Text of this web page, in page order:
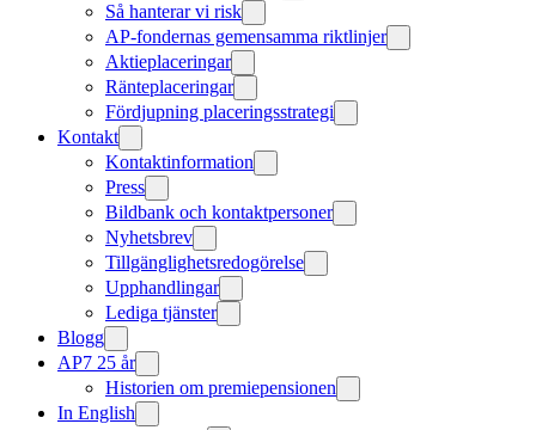
Så hanterar vi risk
AP-fondernas gemensamma riktlinjer
Aktieplaceringar
Ränteplaceringar
Fördjupning placeringsstrategi
Kontakt
Kontaktinformation
Press
Bildbank och kontaktpersoner
Nyhetsbrev
Tillgänglighetsredogörelse
Upphandlingar
Lediga tjänster
Blogg
AP7 25 år
Historien om premiepensionen
In English